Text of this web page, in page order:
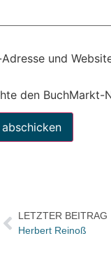
und
den BuchMarkt-
LETZTER BEITRAG
Herbert Reinoß